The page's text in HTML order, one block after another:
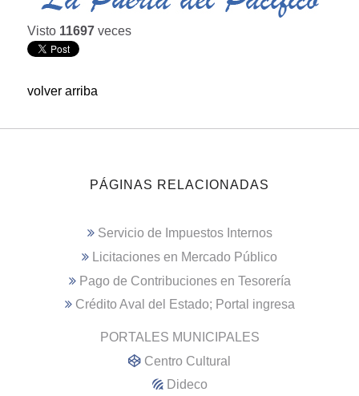
Visto 11697 veces
volver arriba
PÁGINAS RELACIONADAS
Servicio de Impuestos Internos
Licitaciones en Mercado Público
Pago de Contribuciones en Tesorería
Crédito Aval del Estado; Portal ingresa
PORTALES MUNICIPALES
Centro Cultural
Dideco